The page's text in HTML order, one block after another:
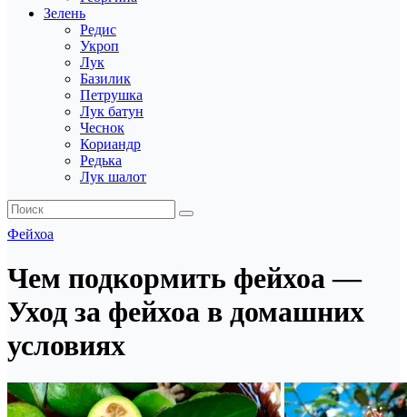
Зелень
Редис
Укроп
Лук
Базилик
Петрушка
Лук батун
Чеснок
Кориандр
Редька
Лук шалот
Фейхоа
Чем подкормить фейхоа —
Уход за фейхоа в домашних
условиях